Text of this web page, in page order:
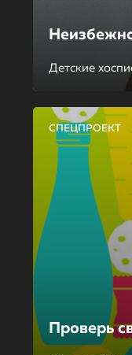
Детские
СПЕЦПРОЕКТ
Проверь